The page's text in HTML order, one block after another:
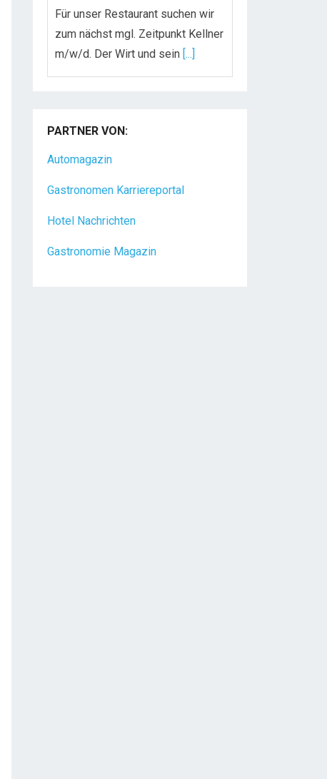
Für unser Restaurant suchen wir
zum nächst mgl. Zeitpunkt Kellner
m/w/d. Der Wirt und sein [...]
Dein Arbeitsplatz mit
Urlaubsfeeling Chef de Rang
Leidenschaft und liebst[...]
PARTNER VON:
Automagazin
Gastronomen Karriereportal
Hotel Nachrichten
Gastronomie Magazin